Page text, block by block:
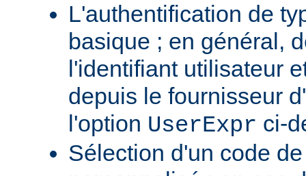
L'authentification de
basique ; en général,
l'identifiant utilisateur
depuis le fournisseur
l'option UserExpr ci-
Sélection d'un code